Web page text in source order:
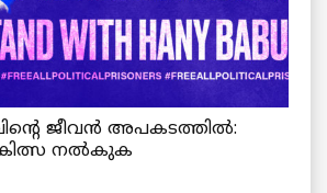
ജീവൻ അപകടത്തിൽ:
നൽകുക